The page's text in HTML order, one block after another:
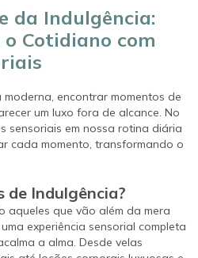
da Indulgência:
Cotidiano com
encontrar momentos de
um luxo fora de alcance. No
sensoriais em nossa rotina diária
cada momento, transformando o
de Indulgência?
aqueles que vão além da mera
experiência sensorial completa
a alma. Desde velas